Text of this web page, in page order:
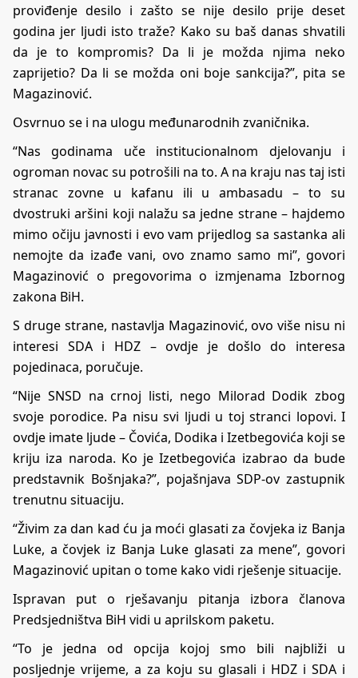
proviđenje desilo i zašto se nije desilo prije deset
godina jer ljudi isto traže? Kako su baš danas shvatili
da je to kompromis? Da li je možda njima neko
zaprijetio? Da li se možda oni boje sankcija?”, pita se
Magazinović.
Osvrnuo se i na ulogu međunarodnih zvaničnika.
“Nas godinama uče institucionalnom djelovanju i
ogroman novac su potrošili na to. A na kraju nas taj isti
stranac zovne u kafanu ili u ambasadu – to su
dvostruki aršini koji nalažu sa jedne strane – hajdemo
mimo očiju javnosti i evo vam prijedlog sa sastanka ali
nemojte da izađe vani, ovo znamo samo mi”, govori
Magazinović o pregovorima o izmjenama Izbornog
zakona BiH.
S druge strane, nastavlja Magazinović, ovo više nisu ni
interesi SDA i HDZ – ovdje je došlo do interesa
pojedinaca, poručuje.
“Nije SNSD na crnoj listi, nego Milorad Dodik zbog
svoje porodice. Pa nisu svi ljudi u toj stranci lopovi. I
ovdje imate ljude – Čovića, Dodika i Izetbegovića koji se
kriju iza naroda. Ko je Izetbegovića izabrao da bude
predstavnik Bošnjaka?”, pojašnjava SDP-ov zastupnik
trenutnu situaciju.
“Živim za dan kad ću ja moći glasati za čovjeka iz Banja
Luke, a čovjek iz Banja Luke glasati za mene”, govori
Magazinović upitan o tome kako vidi rješenje situacije.
Ispravan put o rješavanju pitanja izbora članova
Predsjedništva BiH vidi u aprilskom paketu.
“To je jedna od opcija kojoj smo bili najbliži u
posljednje vrijeme, a za koju su glasali i HDZ i SDA i